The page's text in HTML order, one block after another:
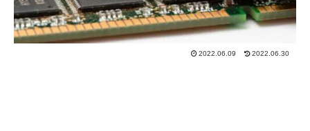
2022.06.09 2022.06.30